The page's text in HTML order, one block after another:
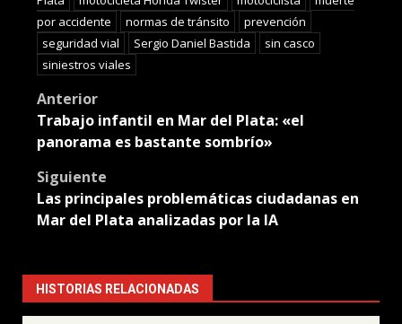
por accidente
normas de tránsito
prevención
seguridad vial
Sergio Daniel Bastida
sin casco
siniestros viales
Post
navigation
Anterior
Trabajo infantil en Mar del Plata: «el
panorama es bastante sombrío»
Siguiente
Las principales problemáticas ciudadanas en
Mar del Plata analizadas por la IA
HISTORIAS RELACIONADAS